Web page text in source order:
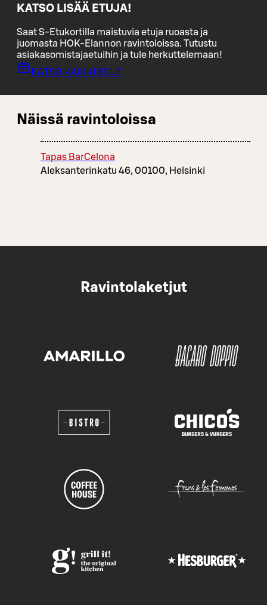
KATSO LISÄÄ ETUJA!
Saat S-Etukortilla maistuvia etuja ruoasta ja
juomasta HOK-Elannon ravintoloissa. Tutustu
asiakasomistajaetuihin ja tule herkuttelemaan!
KATSO KAIKKI EDUT
Näissä ravintoloissa
Tapas BarCelona
Aleksanterinkatu 46, 00100, Helsinki
Ravintolaketjut